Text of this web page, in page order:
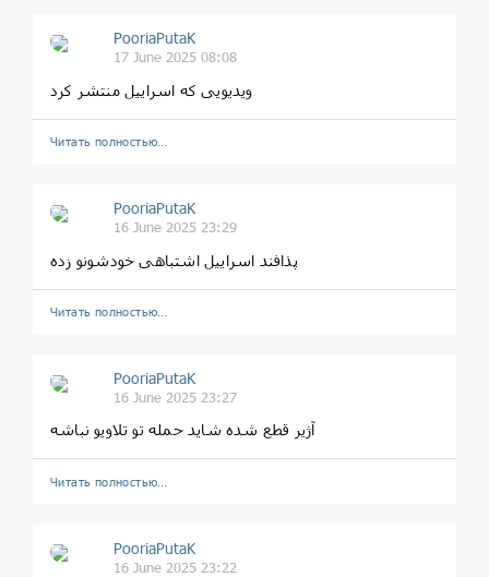
PooriaPutaK
17 June 2025 08:08
ویدیویی که اسراییل منتشر کرد
Читать полностью…
PooriaPutaK
16 June 2025 23:29
پذافند اسراییل اشتباهی خودشونو زده
Читать полностью…
PooriaPutaK
16 June 2025 23:27
آژیر قطع شده شاید حمله تو تلاویو نباشه
Читать полностью…
PooriaPutaK
16 June 2025 23:22